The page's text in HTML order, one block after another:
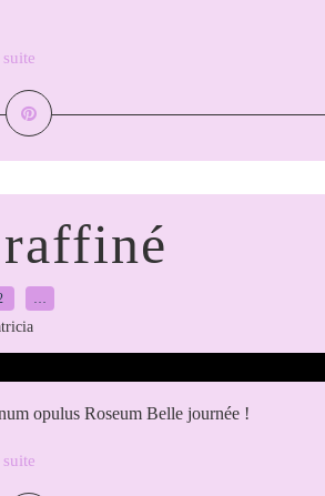
…
opulus Roseum Belle journée !